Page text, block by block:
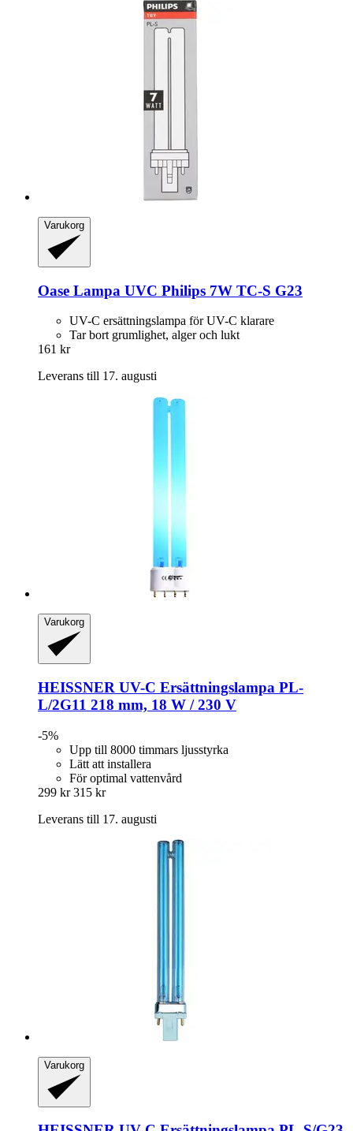
Varukorg
Oase Lampa UVC Philips 7W TC-​S G23
UV-C ersättningslampa för UV-C klarare
Tar bort grumlighet, alger och lukt
161 kr
Leverans till 17. augusti
Varukorg
HEISSNER UV-​C Ersättningslampa PL-​
L/2G11 218 mm, 18 W / 230 V
-5%
Upp till 8000 timmars ljusstyrka
Lätt att installera
För optimal vattenvård
299 kr 315 kr
Leverans till 17. augusti
Varukorg